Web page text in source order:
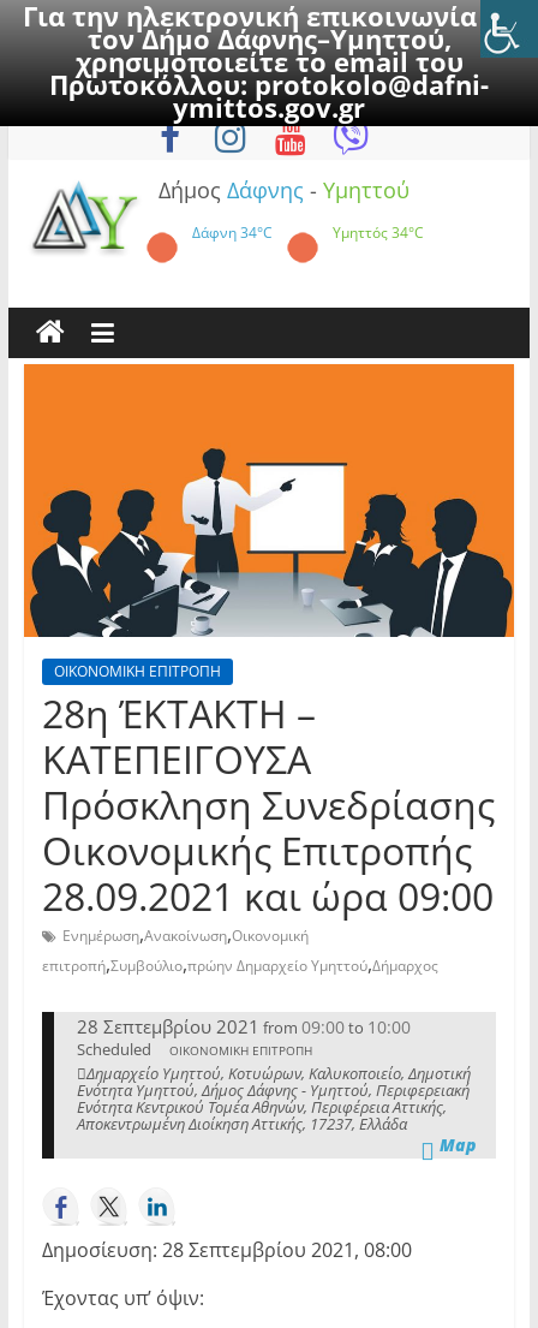
Για την ηλεκτρονική επικοινωνία με
τον Δήμο Δάφνης–Υμηττού,
χρησιμοποιείτε το email του
Πρωτοκόλλου:protokolo@dafni-
ymittos.gov.gr
to
Παρασκευή, 7 Αυγούστου 2026
Δήμος Δάφνης - Υμηττού
Δάφνη34°C Υμηττός34°C
ΟΙΚΟΝΟΜΙΚΗ ΕΠΙΤΡΟΠΗ
28η ΈΚΤΑΚΤΗ –
ΚΑΤΕΠΕΙΓΟΥΣΑ
Πρόσκληση Συνεδρίασης
Οικονομικής Επιτροπής
28.09.2021 και ώρα 09:00
Ενημέρωση,Ανακοίνωση,Οικονομική
επιτροπή,Συμβούλιο,πρώην Δημαρχείο Υμηττού,Δήμαρχος
28 Σεπτεμβρίου 2021 from 09:00to 10:00
Scheduled ΟΙΚΟΝΟΜΙΚΗ ΕΠΙΤΡΟΠΗ
Δημαρχείο Υμηττού, Κοτυώρων, Καλυκοποιείο, Δημοτική
Ενότητα Υμηττού, Δήμος Δάφνης - Υμηττού, Περιφερειακή
Ενότητα Κεντρικού Τομέα Αθηνών, Περιφέρεια Αττικής,
Αποκεντρωμένη Διοίκηση Αττικής, 17237, Ελλάδα
Map
Δημοσίευση: 28 Σεπτεμβρίου 2021, 08:00
Έχοντας υπ’ όψιν: